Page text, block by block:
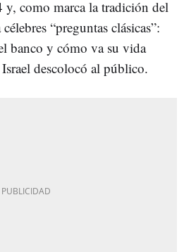
y, como marca la tradición del
“preguntas clásicas”:
banco y cómo va su vida
descolocó al público.